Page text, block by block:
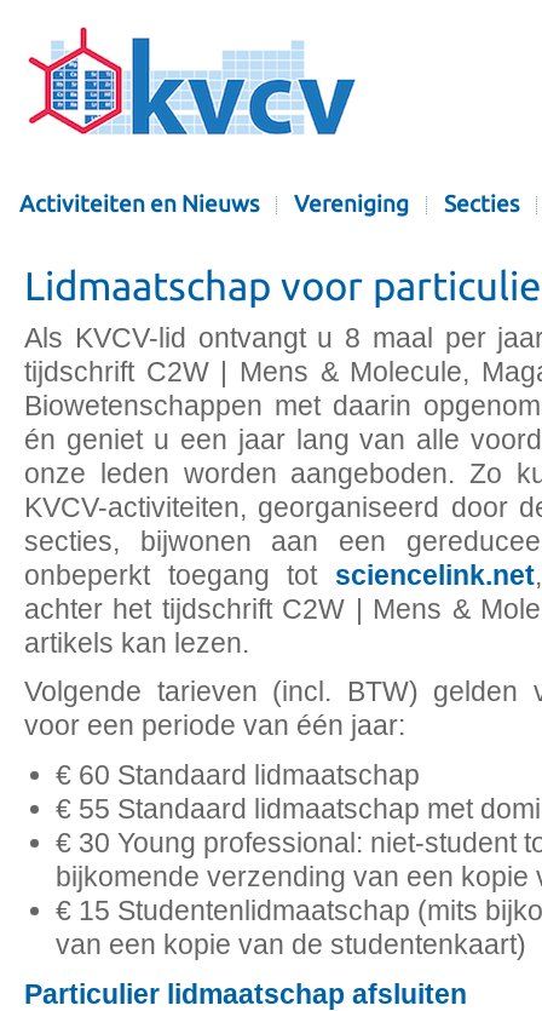
Activiteiten en Nieuws Vereniging Secties
Lidmaatschap voor
Als KVCV-lid ontvangt u 8 maal per
tijdschrift C2W | Mens & Molecule,
Biowetenschappen met daarin
én geniet u een jaar lang van alle
onze leden worden aangeboden. Zo
KVCV-activiteiten, georganiseerd door
secties, bijwonen aan een
onbeperkt toegang tot sciencelink.net
achter het tijdschrift C2W | Mens &
artikels kan lezen.
Volgende tarieven (incl. BTW) gelden
voor een periode van één jaar:
€ 60 Standaard lidmaatschap
€ 55 Standaard lidmaatschap met
€ 30 Young professional: niet-student
bijkomende verzending van een kopie
€ 15 Studentenlidmaatschap (mits
van een kopie van de studentenkaart)
Particulier lidmaatschap afsluiten